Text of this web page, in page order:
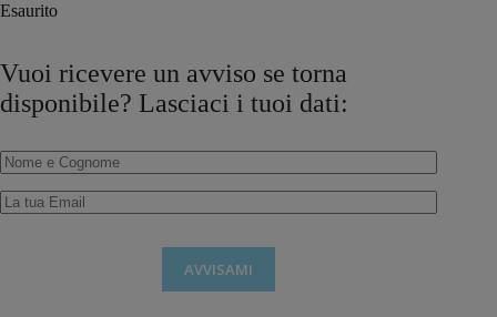
Esaurito
Vuoi ricevere un avviso se torna
disponibile? Lasciaci i tuoi dati:
AVVISAMI